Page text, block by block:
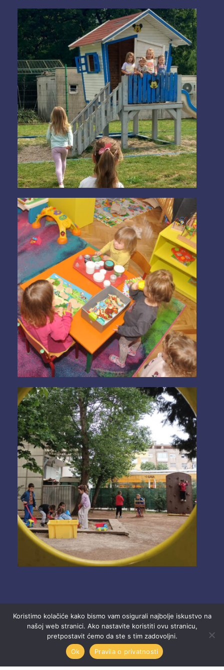
2025 Ustanova “Dječji vrtići” Mostar.
Koristimo kolačiće kako bismo vam osigurali najbolje iskustvo na
našoj web stranici. Ako nastavite koristiti ovu stranicu,
pretpostavit ćemo da ste s tim zadovoljni.
Ok
Pravila o privatnosti